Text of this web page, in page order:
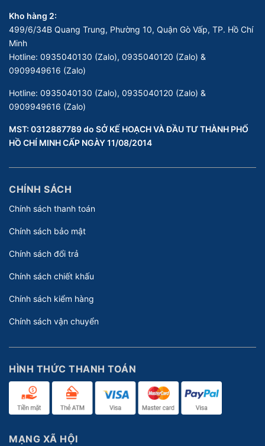
Kho hàng 2:
499/6/34B Quang Trung, Phường 10, Quận Gò Vấp, TP. Hồ Chí
Minh
Hotline: 0935040130 (Zalo), 0935040120 (Zalo) &
0909949616 (Zalo)
Hotline: 0935040130 (Zalo), 0935040120 (Zalo) &
0909949616 (Zalo)
MST: 0312887789 do SỞ KẾ HOẠCH VÀ ĐẦU TƯ THÀNH PHỐ
HỒ CHÍ MINH CẤP NGÀY 11/08/2014
CHÍNH SÁCH
Chính sách thanh toán
Chính sách bảo mật
Chính sách đổi trả
Chính sách chiết khấu
Chính sách kiểm hàng
Chính sách vận chuyển
HÌNH THỨC THANH TOÁN
MẠNG XÃ HỘI